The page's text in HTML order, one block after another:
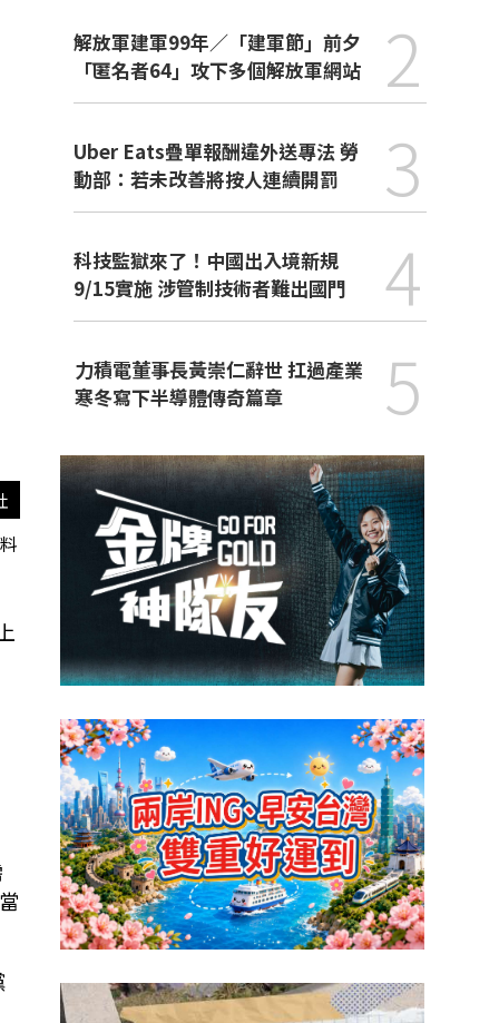
解放軍建軍99年／「建軍節」前夕
「匿名者64」攻下多個解放軍網站
2
Uber Eats疊單報酬違外送專法 勞
動部：若未改善將按人連續開罰
3
科技監獄來了！中國出入境新規
9/15實施 涉管制技術者難出國門
4
力積電董事長黃崇仁辭世 扛過產業
寒冬寫下半導體傳奇篇章
5